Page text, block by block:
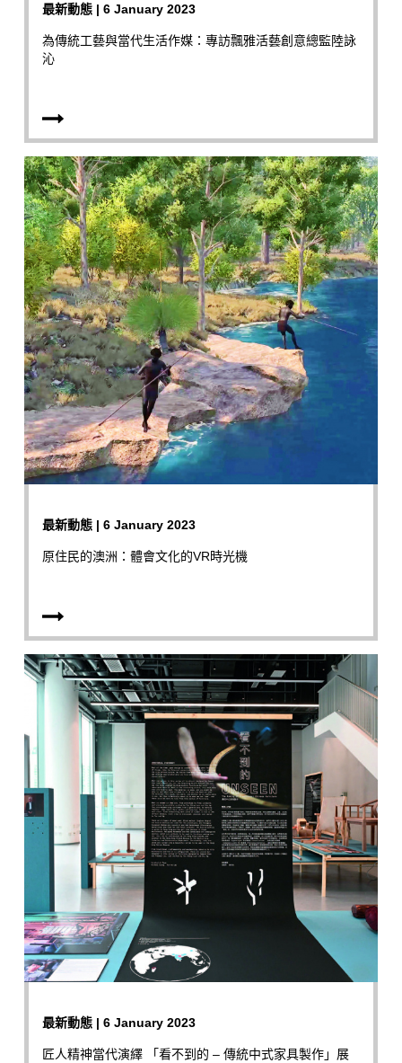
最新動態 | 6 January 2023
為傳統工藝與當代生活作媒：專訪飄雅活藝創意總監陸詠
沁
最新動態 | 6 January 2023
原住民的澳洲：體會文化的VR時光機
最新動態 | 6 January 2023
匠人精神當代演繹 「看不到的 – 傳統中式家具製作」展